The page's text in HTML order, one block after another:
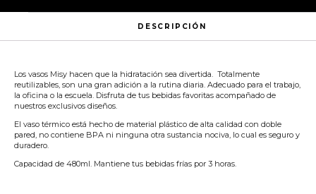
DESCRIPCIÓN
Los vasos Misy hacen que la hidratación sea divertida. Totalmente
reutilizables, son una gran adición a la rutina diaria. Adecuado para el trabajo,
la oficina o la escuela. Disfruta de tus bebidas favoritas acompañado de
nuestros exclusivos diseños.
El vaso térmico está hecho de material plástico de alta calidad con doble
pared, no contiene BPA ni ninguna otra sustancia nociva, lo cual es seguro y
duradero.
Capacidad de 480ml. Mantiene tus bebidas frías por 3 horas.